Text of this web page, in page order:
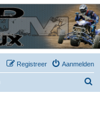
Aanmelden
Registreer